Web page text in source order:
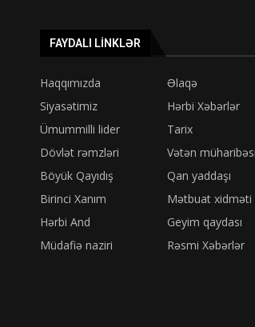
FAYDALI LINKLƏR
Haqqımızda
Əlaqə
Siyasətimiz
Hərbi Xəbərlər
Ümummilli lider
Tarix
Dövlət rəmzləri
Vətən müharibəsi
Böyük Qayıdış
Qan yaddaşı
Birinci Xanım
Mətbuat xidməti
Hərbi And
Geyim qaydası
Müdafiə naziri
Rəsmi Xəbərlər